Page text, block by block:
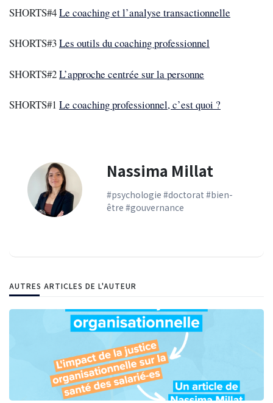
SHORTS#4Le coaching et l’analyse transactionnelle
SHORTS#3Les outils du coaching professionnel
SHORTS#2L’approche centrée sur la personne
SHORTS#1 Le coaching professionnel, c’est quoi ?
Nassima Millat
#psychologie #doctorat #bien-
être #gouvernance
AUTRES ARTICLES DE L'AUTEUR